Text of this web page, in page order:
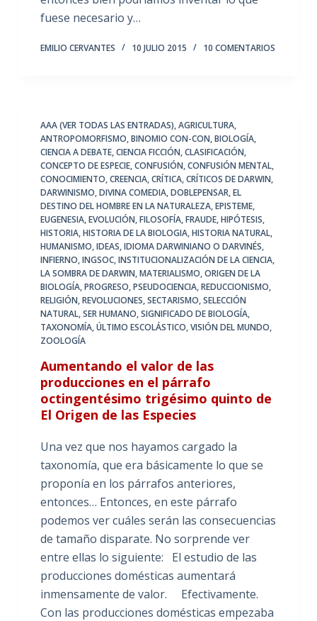
fuese necesario y…
EMILIO CERVANTES 10 JULIO 2015 10 COMENTARIOS
AAA (VER TODAS LAS ENTRADAS),AGRICULTURA,
ANTROPOMORFISMO,BINOMIO CON-CON,BIOLOGÍA,
CIENCIA A DEBATE,CIENCIA FICCIÓN,CLASIFICACIÓN,
CONCEPTO DE ESPECIE,CONFUSIÓN,CONFUSIÓN MENTAL,
CONOCIMIENTO,CREENCIA,CRÍTICA,CRÍTICOS DE DARWIN,
DARWINISMO,DIVINA COMEDIA,DOBLEPENSAR,EL
DESTINO DEL HOMBRE EN LA NATURALEZA,EPISTEME,
EUGENESIA,EVOLUCIÓN,FILOSOFÍA,FRAUDE,HIPÓTESIS,
HISTORIA,HISTORIA DE LA BIOLOGIA,HISTORIA NATURAL,
HUMANISMO,IDEAS,IDIOMA DARWINIANO O DARVINÉS,
INFIERNO,INGSOC,INSTITUCIONALIZACIÓN DE LA CIENCIA,
LA SOMBRA DE DARWIN,MATERIALISMO,ORIGEN DE LA
BIOLOGÍA,PROGRESO,PSEUDOCIENCIA,REDUCCIONISMO,
RELIGIÓN,REVOLUCIONES,SECTARISMO,SELECCIÓN
NATURAL,SER HUMANO,SIGNIFICADO DE BIOLOGÍA,
TAXONOMÍA,ÚLTIMO ESCOLÁSTICO,VISIÓN DEL MUNDO,
ZOOLOGÍA
Aumentando el valor de las
producciones en el párrafo
octingentésimo trigésimo quinto de
El Origen de las Especies
Una vez que nos hayamos cargado la
taxonomía, que era básicamente lo que se
proponía en los párrafos anteriores,
entonces… Entonces, en este párrafo
podemos ver cuáles serán las consecuencias
de tamaño disparate. No sorprende ver
entre ellas lo siguiente: El estudio de las
producciones domésticas aumentará
inmensamente de valor. Efectivamente.
Con las producciones domésticas empezaba